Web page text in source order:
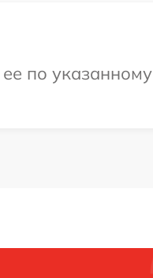
по указанному